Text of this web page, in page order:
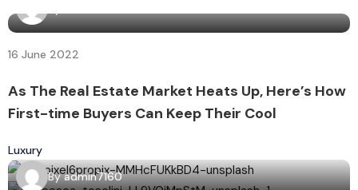
16 June 2022
As The Real Estate Market Heats Up, Here’s How
First-time Buyers Can Keep Their Cool
Luxury
Byadmin7160